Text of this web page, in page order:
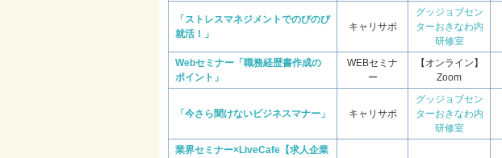
「ストレスマネジメントでのびのび
就活！」
キャリサポ
グッジョブセン
ターおきなわ内
研修室
Webセミナー「職務経歴書作成の
ポイント」
WEBセミナ
ー
【オンライン】
Zoom
「今さら聞けないビジネスマナー」 キャリサポ
グッジョブセン
ターおきなわ内
研修室
業界セミナー×LiveCafe【求人企業